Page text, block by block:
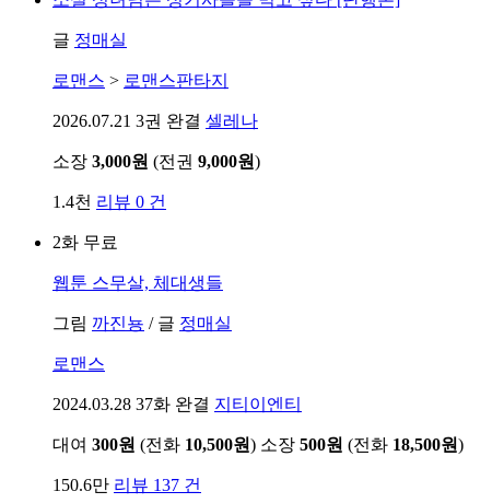
글 정매실
로맨스 > 로맨스판타지
2026.07.21 3권 완결 셀레나
소장 3,000원 (전권 9,000원)
1.4천 리뷰 0 건
2화 무료
웹툰 스무살, 체대생들
그림 까진뇽 / 글 정매실
로맨스
2024.03.28 37화 완결 지티이엔티
대여 300원 (전화 10,500원) 소장 500원 (전화 18,500원)
150.6만 리뷰 137 건